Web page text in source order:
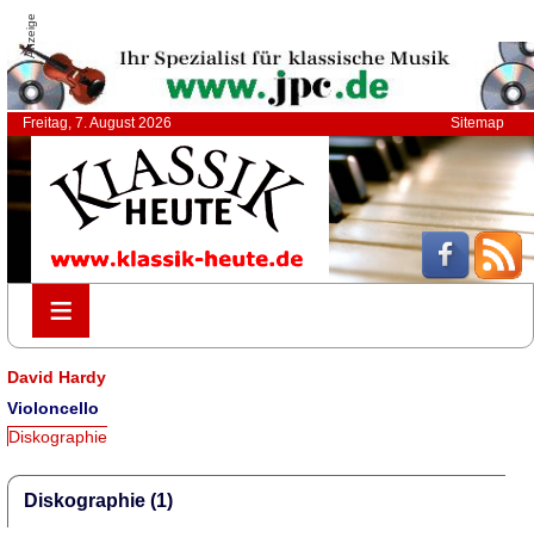
Anzeige
Freitag, 7. August 2026 Sitemap
≡
≡
David Hardy
Violoncello
Diskographie
Diskographie (1)